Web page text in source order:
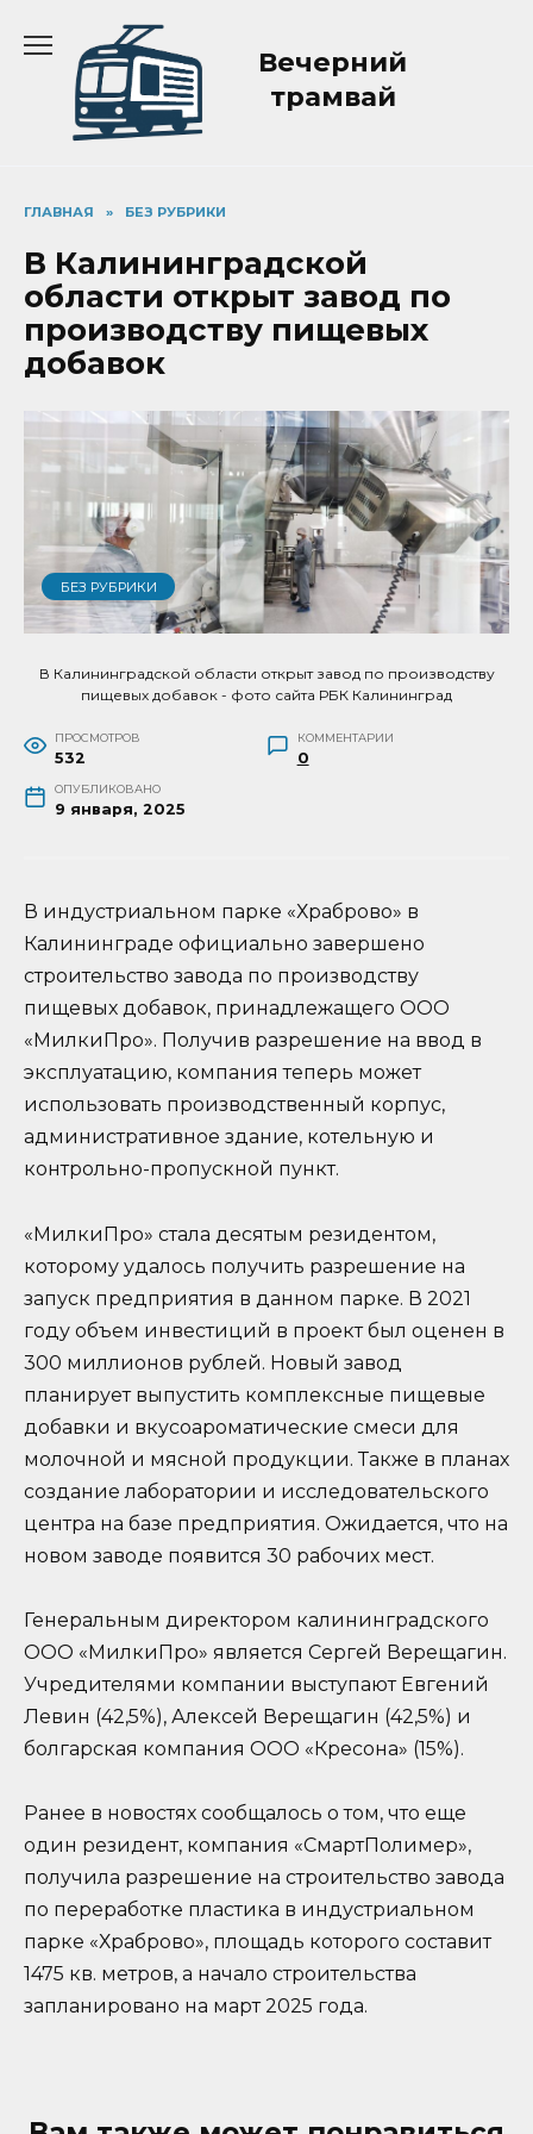
содержанию
Вечерний
трамвай
ГЛАВНАЯ » БЕЗ РУБРИКИ
В Калининградской
области открыт завод по
производству пищевых
добавок
БЕЗ РУБРИКИ
В Калининградской области открыт завод по производству
пищевых добавок - фото сайта РБК Калининград
ПРОСМОТРОВ
532
КОММЕНТАРИИ
0
ОПУБЛИКОВАНО
9 января, 2025
В индустриальном парке «Храброво» в
Калининграде официально завершено
строительство завода по производству
пищевых добавок, принадлежащего ООО
«МилкиПро». Получив разрешение на ввод в
эксплуатацию, компания теперь может
использовать производственный корпус,
административное здание, котельную и
контрольно-пропускной пункт.
«МилкиПро» стала десятым резидентом,
которому удалось получить разрешение на
запуск предприятия в данном парке. В 2021
году объем инвестиций в проект был оценен в
300 миллионов рублей. Новый завод
планирует выпустить комплексные пищевые
добавки и вкусоароматические смеси для
молочной и мясной продукции. Также в планах
создание лаборатории и исследовательского
центра на базе предприятия. Ожидается, что на
новом заводе появится 30 рабочих мест.
Генеральным директором калининградского
ООО «МилкиПро» является Сергей Верещагин.
Учредителями компании выступают Евгений
Левин (42,5%), Алексей Верещагин (42,5%) и
болгарская компания ООО «Кресона» (15%).
Ранее в новостях сообщалось о том, что еще
один резидент, компания «СмартПолимер»,
получила разрешение на строительство завода
по переработке пластика в индустриальном
парке «Храброво», площадь которого составит
1475 кв. метров, а начало строительства
запланировано на март 2025 года.